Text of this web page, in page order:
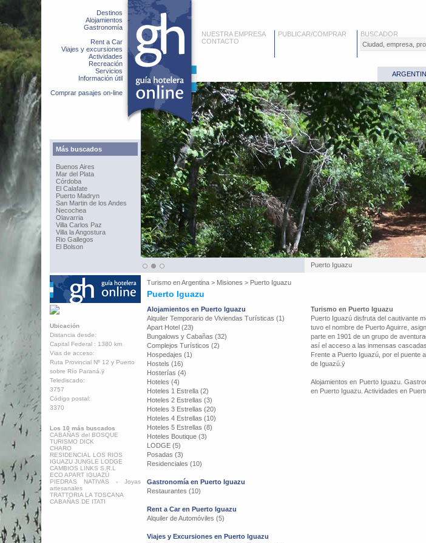
Destinos
Alojamientos
Gastronomía
Rent a Car
Viajes y excursiones
Actividades
Recreación
Servicios
Información útil
Comprar pasajes on-line
Más buscados
Buenos Aires
Mar del Plata
Córdoba
El Calafate
Puerto Madryn
San Martin de los Andes
Necochea
Olavarria
Villa Carlos Paz
Villa la Angostura
Rio Gallegos
El Bolson
NUESTRA EMPRESA
CONTACTO
PUBLICAR/COMPRAR BUSCADOR
Turismo enArgentina > Misiones > Puerto Iguazu
Puerto Iguazu
Ubicación
Distancia desde:
Capital Federal : 1380 km
Vias de acceso:
Ruta Provincial Nº 12 y Puerto
sobre Río Paraná.ÿ
Telediscado:
3757
Código postal:
3370
Los 10 más buscados
CABAÑAS del BOSQUE
TURISMO DICK
CHARO
RESIDENCIAL LOS RIOS
IGUAZU JUNGLE LODGE
CAMBIOS LINKS S.R.L
ECO APART IGUAZÚ
PIEDRAS NATIVAS - Joyas
artesanales
TRATTORIA LA TOSCANA
CABAÑAS DE ITATI
Alojamientos en Puerto Iguazu
Alquiler Temporario de Viviendas Turísticas (1)
Apart Hotel (23)
Bungalows y Cabañas (32)
Complejos Turísticos (2)
Hospedajes (1)
Hostels (16)
Hosterías (4)
Hoteles (4)
Hoteles 1 Estrella (2)
Hoteles 2 Estrellas (3)
Hoteles 3 Estrellas (20)
Hoteles 4 Estrellas (10)
Hoteles 5 Estrellas (8)
Hoteles Boutique (3)
LODGE (5)
Posadas (3)
Residenciales (10)
Gastronomía en Puerto Iguazu
Restaurantes (10)
Rent a Car en Puerto Iguazu
Alquiler de Automóviles (5)
Viajes y Excursiones en Puerto Iguazu
Turismo en Puerto Iguazu
Puerto Iguazú disfruta del cautivante
tuvo el nombre de Puerto Aguirre,
parte en 1901 de un grupo de
así el acceso a las inmensas
Frente a Puerto Iguazú, por el puente
de Iguazú.ÿ
Alojamientos en Puerto Iguazu.
en Puerto Iguazu. Actividades en